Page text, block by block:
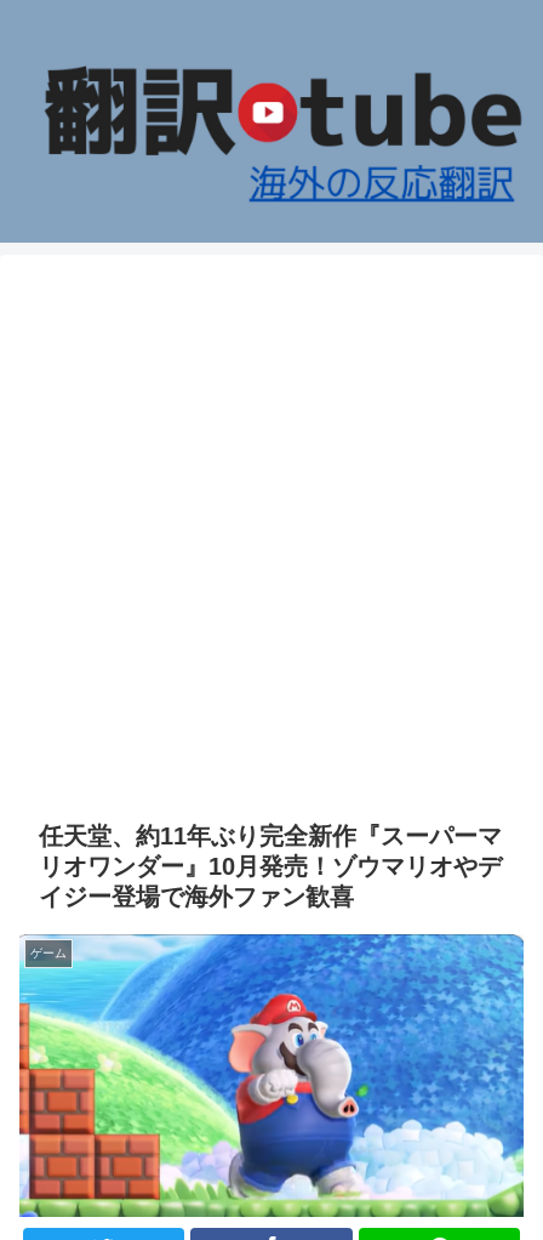
任天堂、約11年ぶり完全新作『スーパーマ
リオワンダー』10月発売！ゾウマリオやデ
イジー登場で海外ファン歓喜
ゲーム